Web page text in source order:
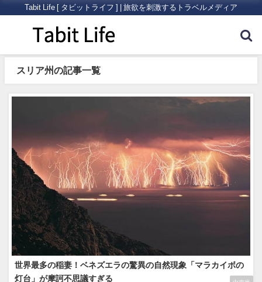
Tabit Life [ タビットライフ ] | 旅欲を刺激するトラベルメディア
スリア州の記事一覧
世界最多の稲妻！ベネズエラの驚異の自然現象「マラカイボの
灯台」が摩訶不思議すぎる